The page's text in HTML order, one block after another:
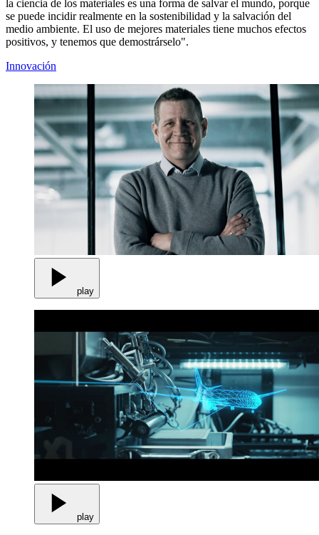
la ciencia de los materiales es una forma de salvar el mundo, porque
se puede incidir realmente en la sostenibilidad y la salvación del
medio ambiente. El uso de mejores materiales tiene muchos efectos
positivos, y tenemos que demostrárselo".
Innovación
play
play